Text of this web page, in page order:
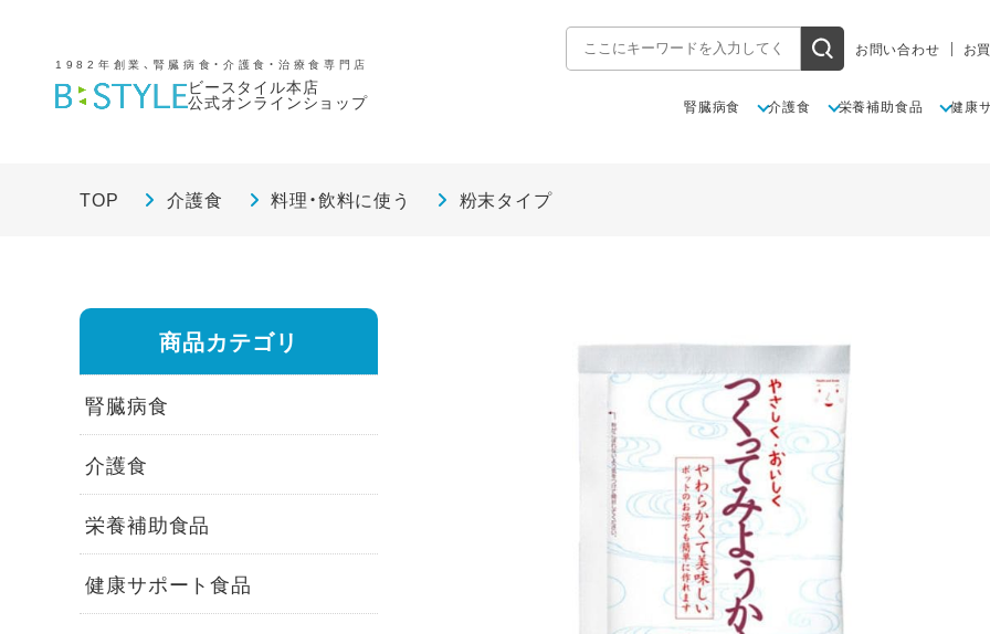
1982年創業、腎臓病食・介護食・治療食専門店
ビースタイル本店
公式オンラインショップ
お問い合わせ お
腎臓病食 介護食 栄養補助食品 健康
TOP 介護食 料理・飲料に使う 粉末タイプ
商品カテゴリ
腎臓病食
介護食
栄養補助食品
健康サポート食品